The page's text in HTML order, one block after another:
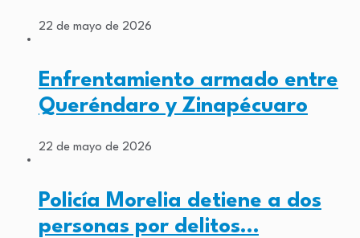
22 de mayo de 2026
Enfrentamiento armado entre
Queréndaro y Zinapécuaro
22 de mayo de 2026
Policía Morelia detiene a dos
personas por delitos…